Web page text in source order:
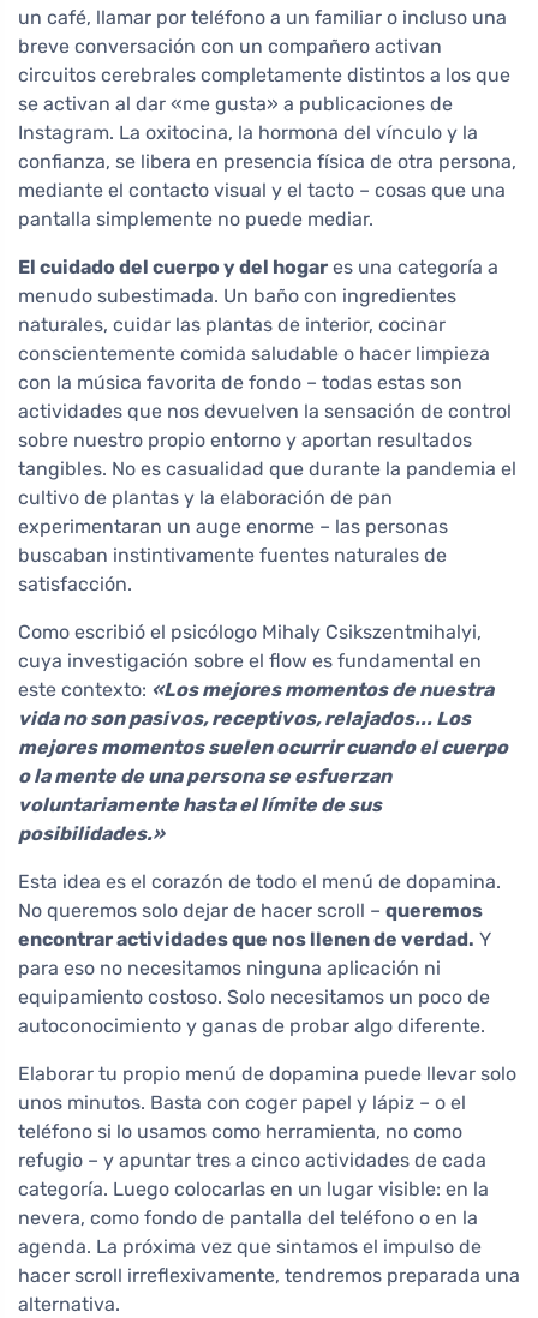
un café, llamar por teléfono a un familiar o incluso una
breve conversación con un compañero activan
circuitos cerebrales completamente distintos a los que
se activan al dar «me gusta» a publicaciones de
Instagram. La oxitocina, la hormona del vínculo y la
confianza, se libera en presencia física de otra persona,
mediante el contacto visual y el tacto – cosas que una
pantalla simplemente no puede mediar.
El cuidado del cuerpo y del hogar es una categoría a
menudo subestimada. Un baño con ingredientes
naturales, cuidar las plantas de interior, cocinar
conscientemente comida saludable o hacer limpieza
con la música favorita de fondo – todas estas son
actividades que nos devuelven la sensación de control
sobre nuestro propio entorno y aportan resultados
tangibles. No es casualidad que durante la pandemia el
cultivo de plantas y la elaboración de pan
experimentaran un auge enorme – las personas
buscaban instintivamente fuentes naturales de
satisfacción.
Como escribió el psicólogo Mihaly Csikszentmihalyi,
cuya investigación sobre el flow es fundamental en
este contexto: «Los mejores momentos de nuestra
vida no son pasivos, receptivos, relajados... Los
mejores momentos suelen ocurrir cuando el cuerpo
o la mente de una persona se esfuerzan
voluntariamente hasta el límite de sus
posibilidades.»
Esta idea es el corazón de todo el menú de dopamina.
No queremos solo dejar de hacer scroll – queremos
encontrar actividades que nos llenen de verdad. Y
para eso no necesitamos ninguna aplicación ni
equipamiento costoso. Solo necesitamos un poco de
autoconocimiento y ganas de probar algo diferente.
Elaborar tu propio menú de dopamina puede llevar solo
unos minutos. Basta con coger papel y lápiz – o el
teléfono si lo usamos como herramienta, no como
refugio – y apuntar tres a cinco actividades de cada
categoría. Luego colocarlas en un lugar visible: en la
nevera, como fondo de pantalla del teléfono o en la
agenda. La próxima vez que sintamos el impulso de
hacer scroll irreflexivamente, tendremos preparada una
alternativa.